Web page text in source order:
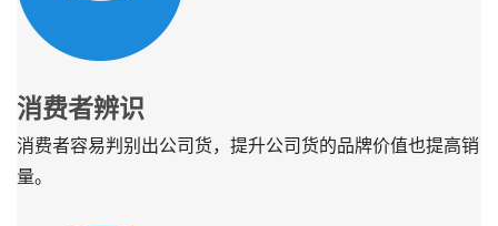
消费者辨识
消费者容易判别出公司货，提升公司货的品牌价值也提高销
量。